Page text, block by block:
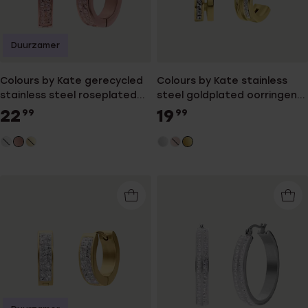
Colours by Kate gerecycled
stainless steel roseplated
oorringen light peach kristal
voor dames
22 99
Duurzamer
Colours by Kate stainless
steel goldplated oorringen
wit kristal voor dames
19 99